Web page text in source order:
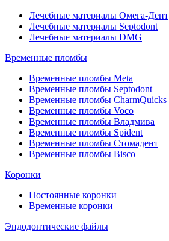
Лечебные материалы Омега-Дент
Лечебные материалы Septodont
Лечебные материалы DMG
Временные пломбы
Временные пломбы Meta
Временные пломбы Septodont
Временные пломбы CharmQuicks
Временные пломбы Voco
Временные пломбы Владмива
Временные пломбы Spident
Временные пломбы Стомадент
Временные пломбы Bisco
Коронки
Постоянные коронки
Временные коронки
Эндодонтические файлы